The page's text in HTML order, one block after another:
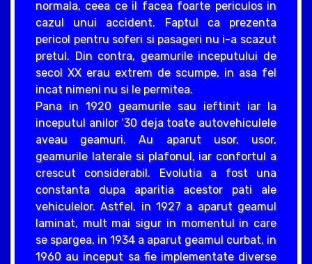
normala, ceea ce il facea foarte periculos in
cazul unui accident. Faptul ca prezenta
pericol pentru soferi si pasageri nu i-a scazut
pretul. Din contra, geamurile inceputului de
secol XX erau extrem de scumpe, in asa fel
incat nimeni nu si le permitea.
Pana in 1920 geamurile sau ieftinit iar la
inceputul anilor ‘30 deja toate autovehiculele
aveau geamuri. Au aparut usor, usor,
geamurile laterale si plafonul, iar confortul a
crescut considerabil. Evolutia a fost una
constanta dupa aparitia acestor pati ale
vehiculelor. Astfel, in 1927 a aparut geamul
laminat, mult mai sigur in momentul in care
se spargea, in 1934 a aparut geamul curbat, in
1960 au inceput sa fie implementate diverse